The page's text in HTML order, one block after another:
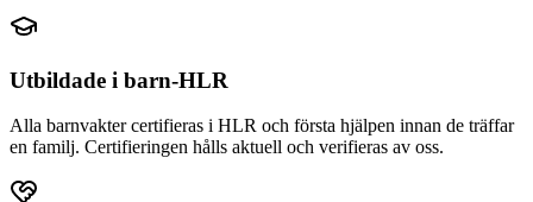
Utbildade i barn-HLR
Alla barnvakter certifieras i HLR och första hjälpen innan de träffar
en familj. Certifieringen hålls aktuell och verifieras av oss.